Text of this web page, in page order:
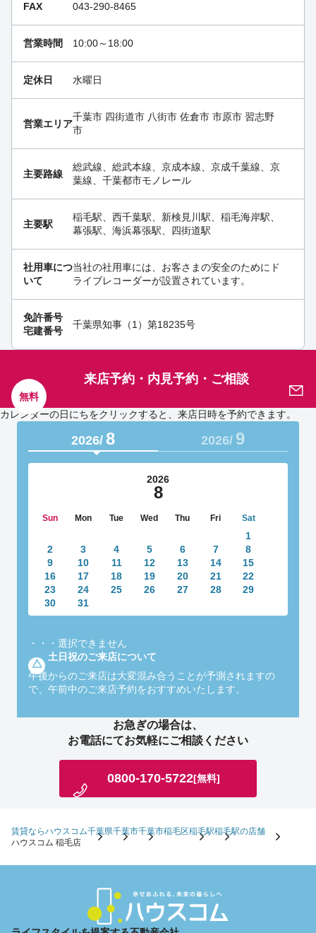
FAX 043-290-8465
営業時間 10:00～18:00
定休日 水曜日
営業エリア
千葉市 四街道市 八街市 佐倉市 市原市 習志野
市
主要路線
総武線、総武本線、京成本線、京成千葉線、京
葉線、千葉都市モノレール
主要駅
稲毛駅、西千葉駅、新検見川駅、稲毛海岸駅、
幕張駅、海浜幕張駅、四街道駅
社用車につ
いて
当社の社用車には、お客さまの安全のためにド
ライブレコーダーが設置されています。
免許番号
宅建番号
千葉県知事（1）第18235号
無料
来店予約・内見予約・ご相談
カレンダーの日にちをクリックすると、来店日時を予約できます。
2026/ 8 2026/ 9
2026
8
Sun Mon Tue Wed Thu Fri Sat
1
2
3 4 5 6 7
8
9
10 11 12 13 14
15
16
17 18 19 20 21
22
23
24 25 26 27 28
29
30
31
・・・ 選択できません
土日祝のご来店について
午後からのご来店は大変混み合うことが予測されますの
で、午前中のご来店予約をおすすめいたします。
お急ぎの場合は、
お電話にてお気軽にご相談ください
0800-170-5722[無料]
賃貸ならハウスコム千葉県千葉市千葉市稲毛区稲毛駅稲毛駅の店舗
ハウスコム 稲毛店